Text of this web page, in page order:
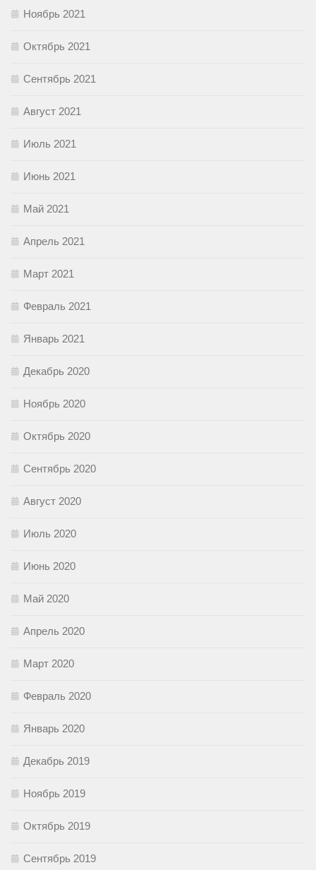
Ноябрь 2021
Октябрь 2021
Сентябрь 2021
Август 2021
Июль 2021
Июнь 2021
Май 2021
Апрель 2021
Март 2021
Февраль 2021
Январь 2021
Декабрь 2020
Ноябрь 2020
Октябрь 2020
Сентябрь 2020
Август 2020
Июль 2020
Июнь 2020
Май 2020
Апрель 2020
Март 2020
Февраль 2020
Январь 2020
Декабрь 2019
Ноябрь 2019
Октябрь 2019
Сентябрь 2019